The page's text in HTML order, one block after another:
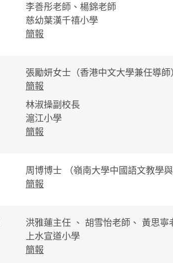
李善彤老師、楊錦老師
慈幼葉漢千禧小學
簡報
張勵妍女士（香港中文大學兼任導師）
簡報
林淑操副校長
滬江小學
簡報
周博博士 （嶺南大學中國語文教學與
簡報
洪雅蓮主任 、 胡雪怡老師、 黃思寧
上水宣道小學
簡報